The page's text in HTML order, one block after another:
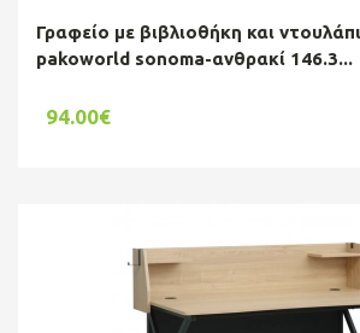
Γραφείο με βιβλιοθήκη και
pakoworld sonoma-ανθρακί 146.3...
94.00€